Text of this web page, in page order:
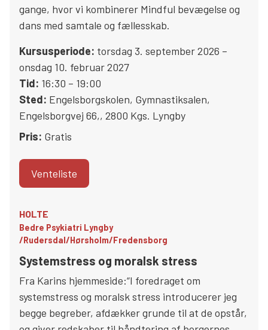
gange, hvor vi kombinerer Mindful bevægelse og
dans med samtale og fællesskab.
Kursusperiode: torsdag 3. september 2026 –
onsdag 10. februar 2027
Tid: 16:30 – 19:00
Sted: Engelsborgskolen, Gymnastiksalen,
Engelsborgvej 66,, 2800 Kgs. Lyngby
Pris: Gratis
Venteliste
HOLTE
Bedre Psykiatri Lyngby
/Rudersdal/Hørsholm/Fredensborg
Systemstress og moralsk stress
Fra Karins hjemmeside:“I foredraget om
systemstress og moralsk stress introducerer jeg
begge begreber, afdækker grunde til at de opstår,